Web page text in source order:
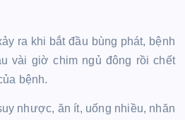
ra khi bắt đầu bùng phát, bệnh
vài giờ chim ngủ đông rồi chết
bệnh.
nhược, ăn ít, uống nhiều, nhăn